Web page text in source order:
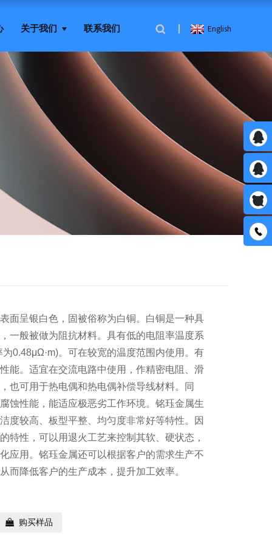
关于我们 联系我们 English
面呈银白色，固被俗称为白铜。白铜是一种具
一般被做为阻抗材料。具有低的电阻率温度系
0.48μΩ·m)。可在较宽的温度范围内使用。有
能。适宜在交流电路中使用，作精密电阻、滑
也可用于热电偶和热电偶补偿导线材料。同
蚀性能，能适应极恶劣工作环境。铭珏金属生
度较高、板型平整、均匀度非常好等特性。因
特性，可以用退火工艺来控制其软、硬状态，
应用。铭珏金属还可以根据客户的需求生产不
而降低客户的生产成本，提升加工效率。
购买样品